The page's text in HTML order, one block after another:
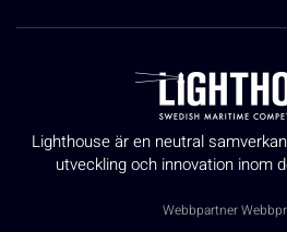
Lighthouse är en neutral
utveckling och innovation inom
Webbpartner